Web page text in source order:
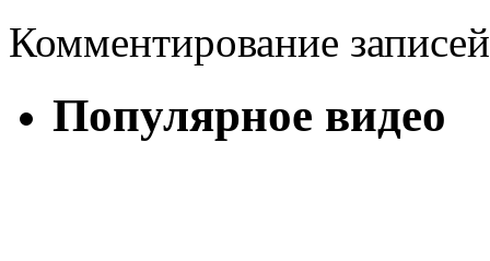
Комментирование
Популярное видео